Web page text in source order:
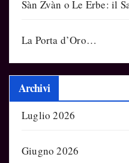
Sàn Zvàn o Le Erbe: il
La Porta d’Oro…
Archivi
Luglio 2026
Giugno 2026